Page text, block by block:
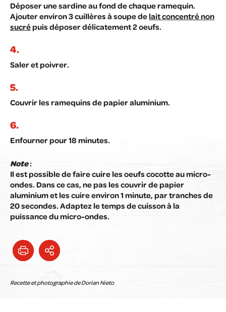
Déposer une sardine au fond de chaque ramequin.
Ajouter environ 3 cuillères à soupe delait concentré non
sucrépuis déposer délicatement 2 oeufs.
Saler et poivrer.
Couvrir les ramequins de papier aluminium.
Enfourner pour 18 minutes.
Note :
Il est possible de faire cuire les oeufs cocotte au micro-
ondes. Dans ce cas, ne pas les couvrir de papier
aluminium et les cuire environ 1 minute, par tranches de
20 secondes. Adaptez le temps de cuisson à la
puissance du micro-ondes.
Recette et photographie de Dorian Nieto